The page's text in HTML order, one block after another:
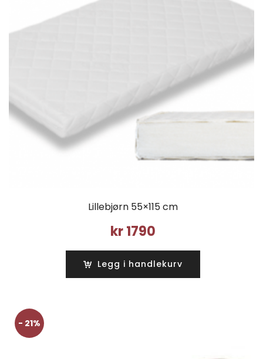
Lillebjørn 55×115 cm
kr1790
Legg i handlekurv
- 21%